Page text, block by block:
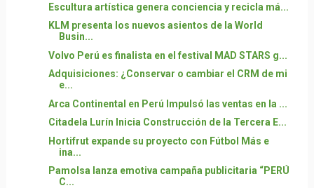
Escultura artística genera conciencia y recicla má...
KLM presenta los nuevos asientos de la World
Busin...
Volvo Perú es finalista en el festival MAD STARS g...
Adquisiciones: ¿Conservar o cambiar el CRM de mi
e...
Arca Continental en Perú Impulsó las ventas en la ...
Citadela Lurín Inicia Construcción de la Tercera E...
Hortifrut expande su proyecto con Fútbol Más e
ina...
Pamolsa lanza emotiva campaña publicitaria “PERÚ
C...